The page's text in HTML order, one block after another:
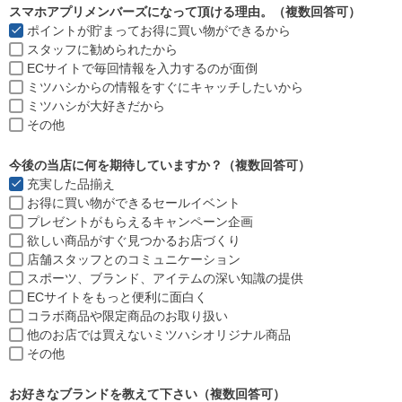
須
)
スマホアプリメンバーズになって頂ける理由。（複数回答可）
ポイントが貯まってお得に買い物ができるから
スタッフに勧められたから
ECサイトで毎回情報を入力するのが面倒
ミツハシからの情報をすぐにキャッチしたいから
ミツハシが大好きだから
その他
今後の当店に何を期待していますか？（複数回答可）
充実した品揃え
お得に買い物ができるセールイベント
プレゼントがもらえるキャンペーン企画
欲しい商品がすぐ見つかるお店づくり
店舗スタッフとのコミュニケーション
スポーツ、ブランド、アイテムの深い知識の提供
ECサイトをもっと便利に面白く
コラボ商品や限定商品のお取り扱い
他のお店では買えないミツハシオリジナル商品
その他
お好きなブランドを教えて下さい（複数回答可）